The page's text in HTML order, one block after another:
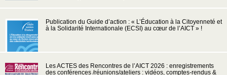
Publication du Guide d’action : « L’Éducation à la Citoyenneté et
à la Solidarité Internationale (ECSI) au cœur de l’AICT » !
Les ACTES des Rencontres de l’AICT 2026 : enregistrements
des conférences /réunions/ateliers : vidéos, comptes-rendus &